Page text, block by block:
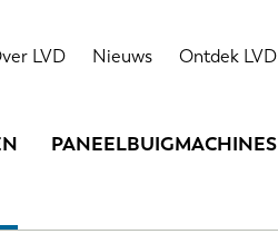
LVD Nieuws Ontdek LVD
PANEELBUIGMACHINES
Highlights